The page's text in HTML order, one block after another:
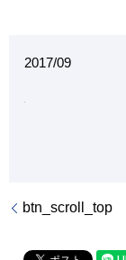
2017/09
btn_scroll_top